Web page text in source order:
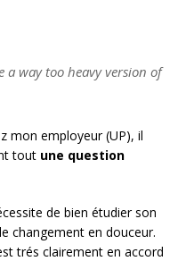
a way too heavy version of
mon employeur (UP), il
tout une question
de bien étudier son
changement en douceur.
trés clairement en accord